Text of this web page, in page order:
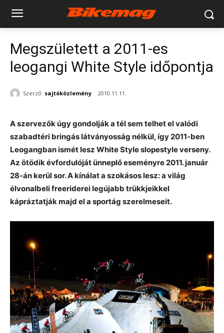
Megszületett a 2011-es
leogangi White Style időpontja
Szerző: sajtóközlemény 2010.11.11.
A szervezők úgy gondolják a tél sem telhet el valódi
szabadtéri bringás látványosság nélkül, így 2011-ben
Leogangban ismét lesz White Style slopestyle verseny.
Az ötödik évfordulóját ünneplő eseményre 2011. január
28-án kerül sor. A kínálat a szokásos lesz: a világ
élvonalbeli freeriderei legújabb trükkjeikkel
kápráztatják majd el a sportág szerelmeseit.